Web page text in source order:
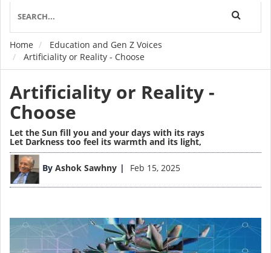
Breadcrumb
Home
Education and Gen Z Voices
Artificiality or Reality - Choose
Artificiality or Reality -
Choose
Let the Sun fill you and your days with its rays
Let Darkness too feel its warmth and its light,
By Ashok Sawhny Feb 15, 2025
Image